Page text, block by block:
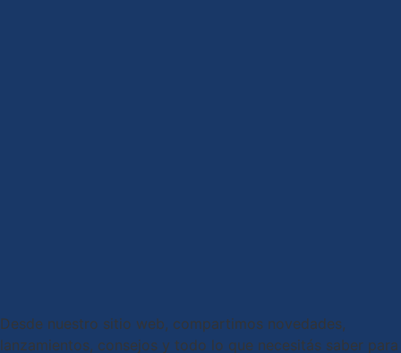
Desde nuestro sitio web, compartimos novedades,
lanzamientos, consejos y todo lo que necesitás saber para